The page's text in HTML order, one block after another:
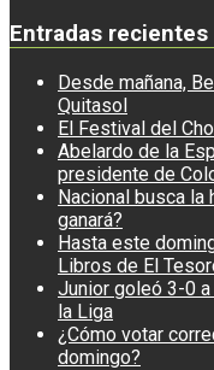
Entradas recientes
Desde mañana,
Quitasol
El Festival del
Abelardo de la
presidente de
Nacional busca la
ganará?
Hasta este
Libros de El
Junior goleó 3-0
la Liga
¿Cómo votar
domingo?